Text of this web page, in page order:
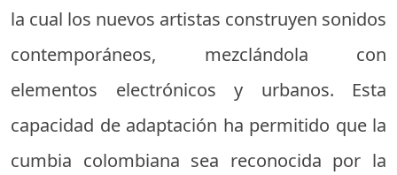
la cual los nuevos artistas construyen sonidos
contemporáneos, mezclándola con
elementos electrónicos y urbanos. Esta
capacidad de adaptación ha permitido que la
cumbia colombiana sea reconocida por la